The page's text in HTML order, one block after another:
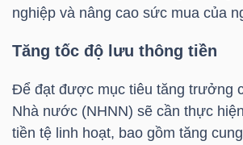
nghiệp và nâng cao sức mua của
Tăng tốc độ lưu thông tiền
Để đạt được mục tiêu tăng trưởng
Nhà nước (NHNN) sẽ cần thực
tiền tệ linh hoạt, bao gồm tăng
CÔNG
ĐẦU
TƯ